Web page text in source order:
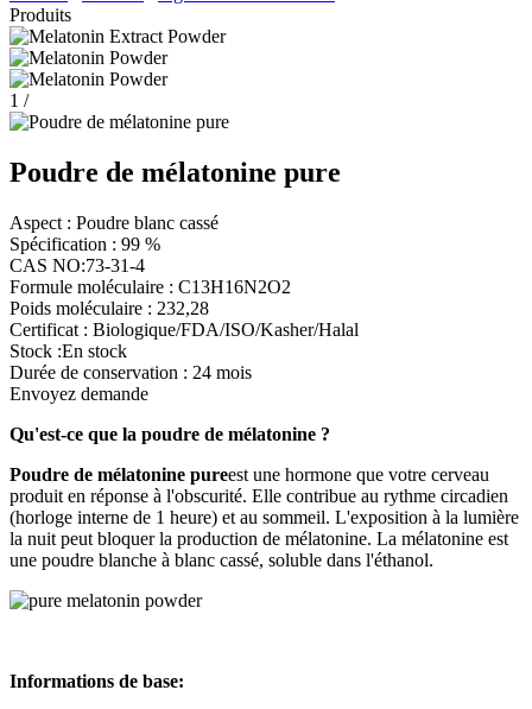
Produits
1 /
Poudre de mélatonine pure
Aspect : Poudre blanc cassé
Spécification : 99 %
CAS NO:73-31-4
Formule moléculaire : C13H16N2O2
Poids moléculaire : 232,28
Certificat : Biologique/FDA/ISO/Kasher/Halal
Stock :En stock
Durée de conservation : 24 mois
Envoyez demande
Qu'est-ce que la poudre de mélatonine ?
Poudre de mélatonine pureest une hormone que votre cerveau
produit en réponse à l'obscurité. Elle contribue au rythme circadien
(horloge interne de 1 heure) et au sommeil. L'exposition à la lumière
la nuit peut bloquer la production de mélatonine. La mélatonine est
une poudre blanche à blanc cassé, soluble dans l'éthanol.
Informations de base: